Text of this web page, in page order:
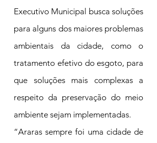
Executivo Municipal busca soluções
para alguns dos maiores problemas
ambientais da cidade, como o
tratamento efetivo do esgoto, para
que soluções mais complexas a
respeito da preservação do meio
ambiente sejam implementadas.
“Araras sempre foi uma cidade de